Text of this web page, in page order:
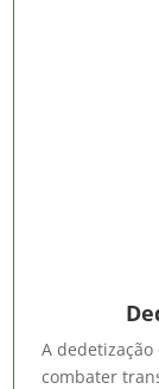
A
combater